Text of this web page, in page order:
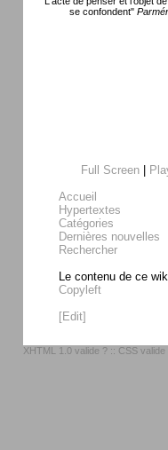
se confondent"
Full Screen|
Accueil
Hypertextes
Catégories
Dernières nouvelles
Rechercher
Le contenu de ce
Copyleft
[Edit]
XHTML 1.0 valide ? :: CSS valide